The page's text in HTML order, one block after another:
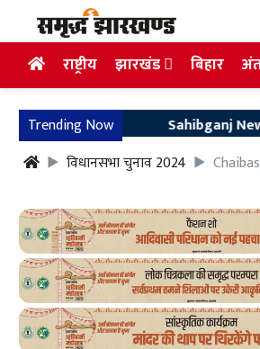
राष्ट्रीय झारखंड बिहार
Trending Now
Sahibganj News:
विधानसभा चुनाव 2024